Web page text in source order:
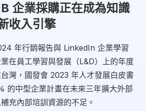
企業採購正在成為知識
收入引擎
年行銷報告與 LinkedIn 企業學習
在員工學習與發展（L&D）上的年度
灣，國發會 2023 年人才發展白皮書
的中型企業計畫在未來三年擴大外部
充內部培訓資源的不足。